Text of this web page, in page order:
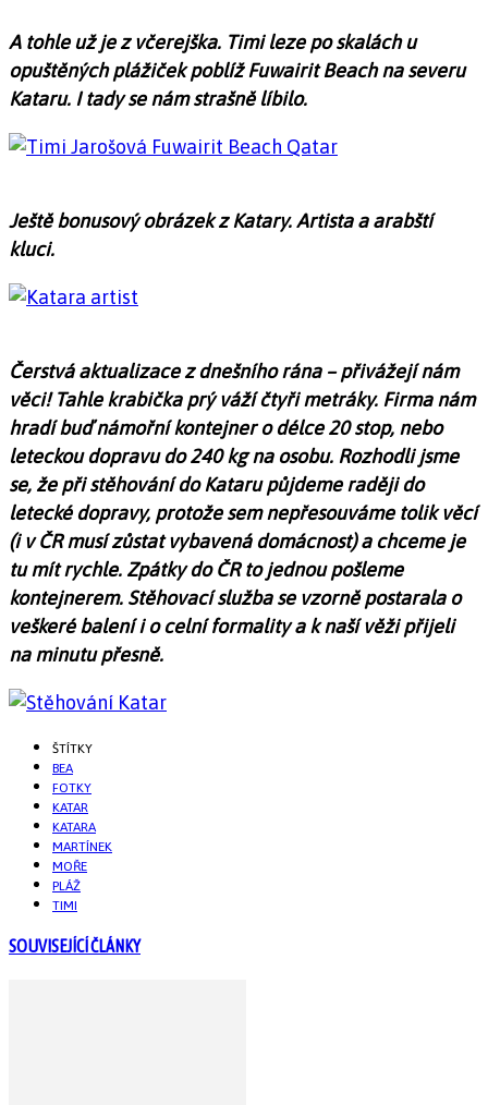
A tohle už je z včerejška. Timi leze po skalách u
opuštěných plážiček poblíž Fuwairit Beach na severu
Kataru. I tady se nám strašně líbilo.
Ještě bonusový obrázek z Katary. Artista a arabští
kluci.
Čerstvá aktualizace z dnešního rána – přivážejí nám
věci! Tahle krabička prý váží čtyři metráky. Firma nám
hradí buď námořní kontejner o délce 20 stop, nebo
leteckou dopravu do 240 kg na osobu. Rozhodli jsme
se, že při stěhování do Kataru půjdeme raději do
letecké dopravy, protože sem nepřesouváme tolik věcí
(i v ČR musí zůstat vybavená domácnost) a chceme je
tu mít rychle. Zpátky do ČR to jednou pošleme
kontejnerem. Stěhovací služba se vzorně postarala o
veškeré balení i o celní formality a k naší věži přijeli
na minutu přesně.
ŠTÍTKY
BEA
FOTKY
KATAR
KATARA
MARTÍNEK
MOŘE
PLÁŽ
TIMI
SOUVISEJÍCÍ ČLÁNKY